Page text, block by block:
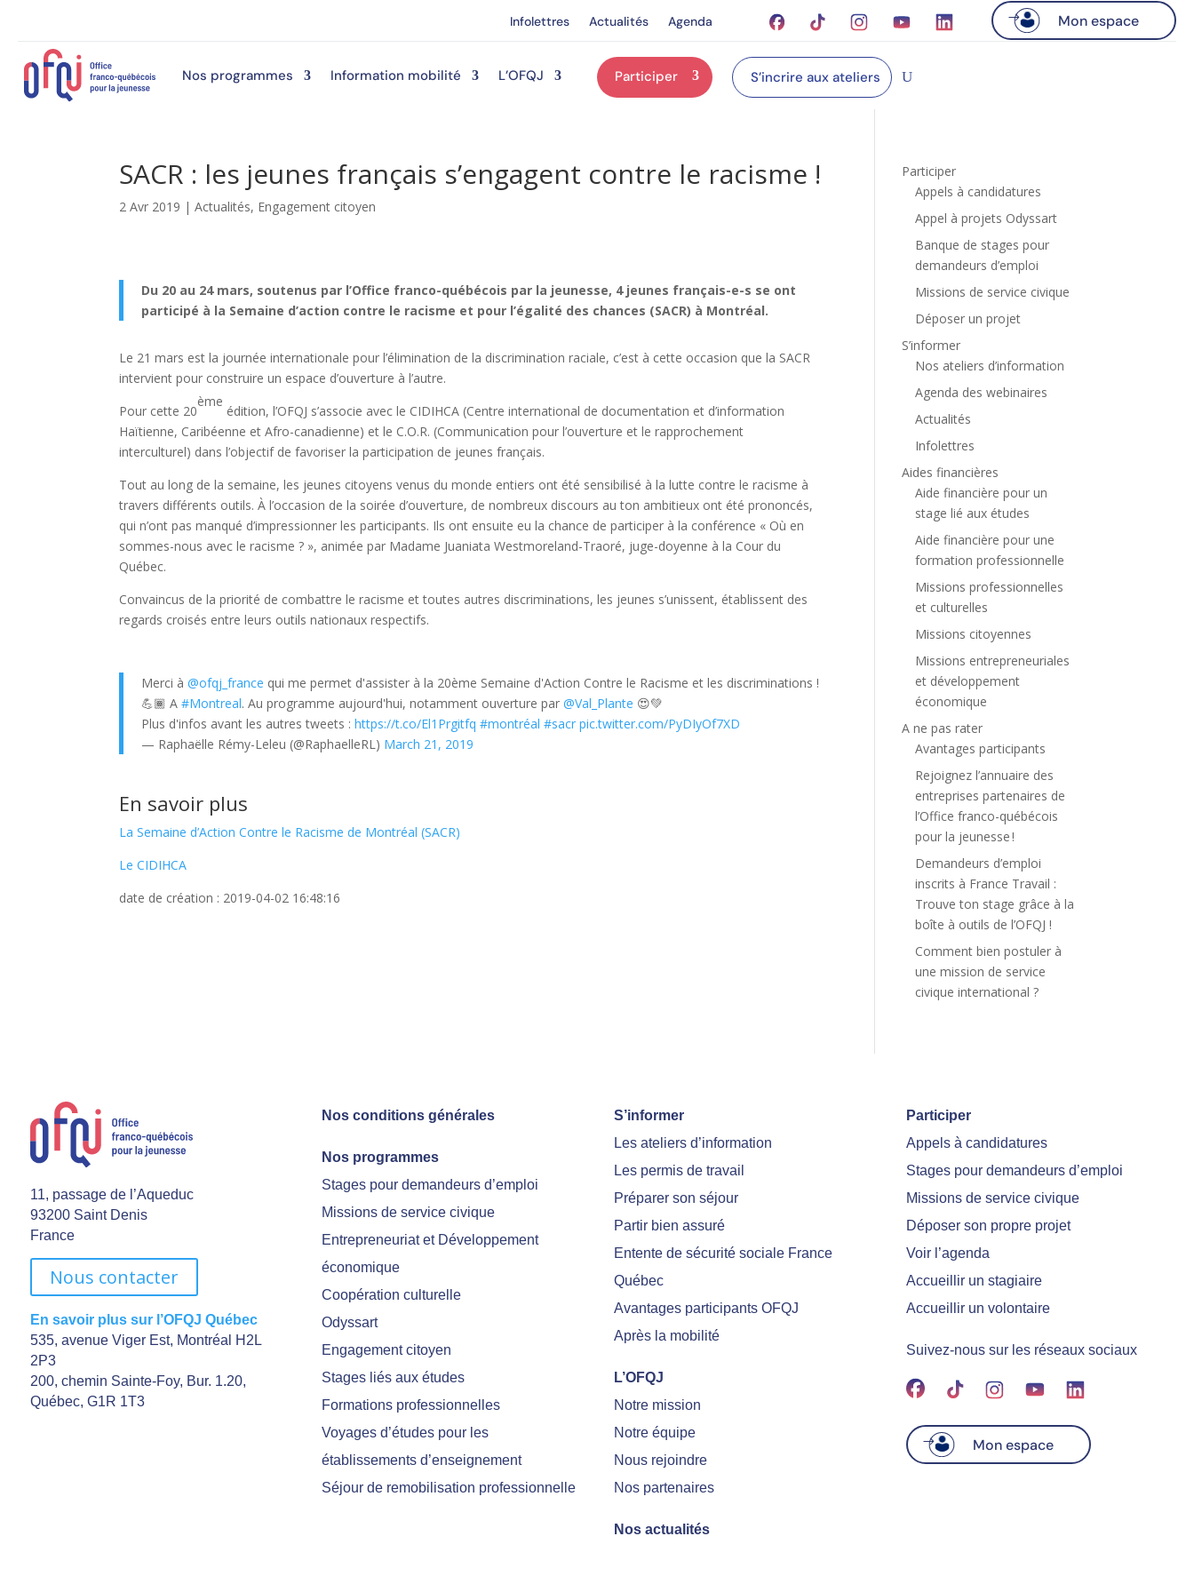
Infolettres Actualités Agenda Mon espace
Nos programmes Information mobilité L’OFQJ Participer S’incrire aux ateliers
SACR : les jeunes français s’engagent contre le racisme !
2 Avr 2019 |Actualités, Engagement citoyen
Du 20 au 24 mars, soutenus par l’Office franco-québécois par la jeunesse, 4 jeunes français-e-s se ont
participé à la Semaine d’action contre le racisme et pour l’égalité des chances (SACR) à Montréal.
Le 21 mars est la journée internationale pour l’élimination de la discrimination raciale, c’est à cette occasion que la SACR
intervient pour construire un espace d’ouverture à l’autre.
Pour cette 20
ème
édition, l’OFQJ s’associe avec le CIDIHCA (Centre international de documentation et d’information
Haïtienne, Caribéenne et Afro-canadienne) et le C.O.R. (Communication pour l’ouverture et le rapprochement
interculturel) dans l’objectif de favoriser la participation de jeunes français.
Tout au long de la semaine, les jeunes citoyens venus du monde entiers ont été sensibilisé à la lutte contre le racisme à
travers différents outils. À l’occasion de la soirée d’ouverture, de nombreux discours au ton ambitieux ont été prononcés,
qui n’ont pas manqué d’impressionner les participants. Ils ont ensuite eu la chance de participer à la conférence « Où en
sommes-nous avec le racisme ? », animée par Madame Juaniata Westmoreland-Traoré, juge-doyenne à la Cour du
Québec.
Convaincus de la priorité de combattre le racisme et toutes autres discriminations, les jeunes s’unissent, établissent des
regards croisés entre leurs outils nationaux respectifs.
Merci à@ofqj_france qui me permet d'assister à la 20ème Semaine d'Action Contre le Racisme et les discriminations !
💪🏾 A#Montreal. Au programme aujourd'hui, notamment ouverture par@Val_Plante 😍💚
Plus d'infos avant les autres tweets :https://t.co/El1Prgitfq #montréal #sacr pic.twitter.com/PyDIyOf7XD
— Raphaëlle Rémy-Leleu (@RaphaelleRL) March 21, 2019
En savoir plus
La Semaine d’Action Contre le Racisme de Montréal (SACR)
Le CIDIHCA
date de création : 2019-04-02 16:48:16
Participer
Appels à candidatures
Appel à projets Odyssart
Banque de stages pour
demandeurs d’emploi
Missions de service civique
Déposer un projet
S’informer
Nos ateliers d’information
Agenda des webinaires
Actualités
Infolettres
Aides financières
Aide financière pour un
stage lié aux études
Aide financière pour une
formation professionnelle
Missions professionnelles
et culturelles
Missions citoyennes
Missions entrepreneuriales
et développement
économique
A ne pas rater
Avantages participants
Rejoignez l’annuaire des
entreprises partenaires de
l’Office franco-québécois
pour la jeunesse !
Demandeurs d’emploi
inscrits à France Travail :
Trouve ton stage grâce à la
boîte à outils de l’OFQJ !
Comment bien postuler à
une mission de service
civique international ?
11, passage de l’Aqueduc
93200 Saint Denis
France
Nous contacter
En savoir plus sur l’OFQJ Québec
535, avenue Viger Est, Montréal H2L
2P3
200, chemin Sainte-Foy, Bur. 1.20,
Québec, G1R 1T3
Nos conditions générales
Nos programmes
Stages pour demandeurs d’emploi
Missions de service civique
Entrepreneuriat et Développement
économique
Coopération culturelle
Odyssart
Engagement citoyen
Stages liés aux études
Formations professionnelles
Voyages d’études pour les
établissements d’enseignement
Séjour de remobilisation professionnelle
S’informer
Les ateliers d’information
Les permis de travail
Préparer son séjour
Partir bien assuré
Entente de sécurité sociale France
Québec
Avantages participants OFQJ
Après la mobilité
L’OFQJ
Notre mission
Notre équipe
Nous rejoindre
Nos partenaires
Nos actualités
Participer
Appels à candidatures
Stages pour demandeurs d’emploi
Missions de service civique
Déposer son propre projet
Voir l’agenda
Accueillir un stagiaire
Accueillir un volontaire
Suivez-nous sur les réseaux sociaux
Mon espace